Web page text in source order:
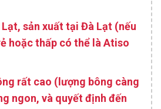
sản xuất tại Đà Lạt (nếu
hoặc thấp có thể là Atiso
rất cao (lượng bông càng
ngon, và quyết định đến